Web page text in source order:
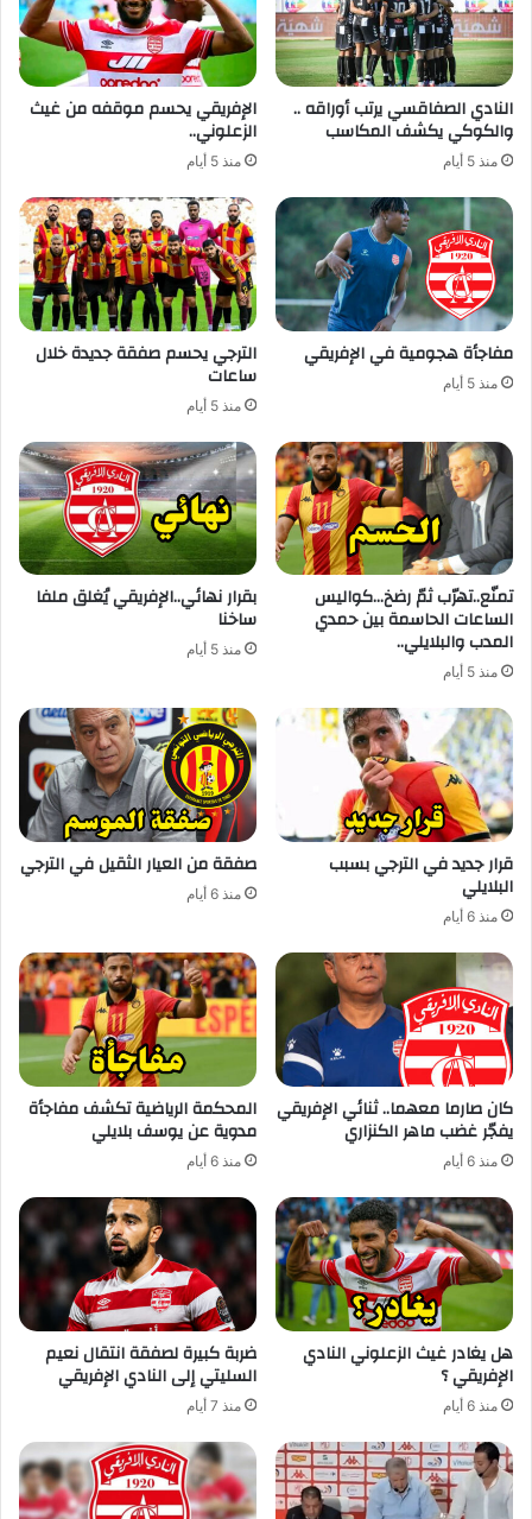
النادي الصفاقسي يرتب أوراقه ..
والكوكي يكشف المكاسب
منذ 5 أيام
الإفريقي يحسم موقفه من غيث
الزعلوني..
منذ 5 أيام
مفاجأة هجومية في الإفريقي
منذ 5 أيام
الترجي يحسم صفقة جديدة خلال
ساعات
منذ 5 أيام
تمنّع..تهرّب ثمّ رضخ…كواليس
الساعات الحاسمة بين حمدي
المدب والبلايلي..
منذ 5 أيام
بقرار نهائي..الإفريقي يُغلق ملفا
ساخنا
منذ 5 أيام
قرار جديد في الترجي بسبب
البلايلي
منذ 6 أيام
صفقة من العيار الثقيل في الترجي
منذ 6 أيام
كان صارما معهما.. ثنائي الإفريقي
يفجّر غضب ماهر الكنزاري
منذ 6 أيام
المحكمة الرياضية تكشف مفاجأة
مدوية عن يوسف بلايلي
منذ 6 أيام
هل يغادر غيث الزعلوني النادي
الإفريقي ؟
منذ 6 أيام
ضربة كبيرة لصفقة انتقال نعيم
السليتي إلى النادي الإفريقي
منذ 7 أيام